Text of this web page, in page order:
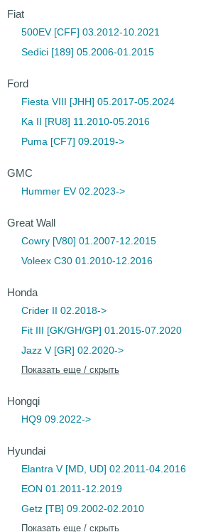
Fiat
500EV [CFF] 03.2012-10.2021
Sedici [189] 05.2006-01.2015
Ford
Fiesta VIII [JHH] 05.2017-05.2024
Ka II [RU8] 11.2010-05.2016
Puma [CF7] 09.2019->
GMC
Hummer EV 02.2023->
Great Wall
Cowry [V80] 01.2007-12.2015
Voleex C30 01.2010-12.2016
Honda
Crider II 02.2018->
Fit III [GK/GH/GP] 01.2015-07.2020
Jazz V [GR] 02.2020->
Показать еще / скрыть
Hongqi
HQ9 09.2022->
Hyundai
Elantra V [MD, UD] 02.2011-04.2016
EON 01.2011-12.2019
Getz [TB] 09.2002-02.2010
Показать еще / скрыть